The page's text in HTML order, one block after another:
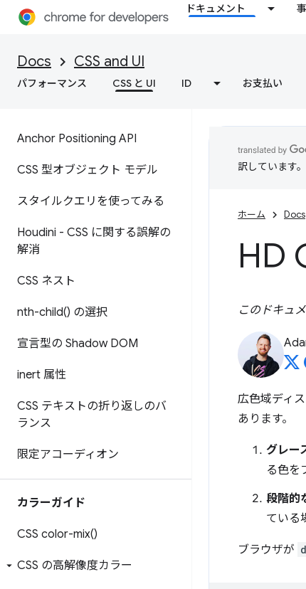
ドキュメント
Docs CSS and UI
パフォーマンス CSS と UI ID お支払い
Anchor Positioning API
CSS 型オブジェクト モデル
スタイルクエリを使ってみる
Houdini - CSS に関する誤解の
解消
CSS ネスト
nth-child() の選択
宣言型の Shadow DOM
inert 属性
CSS テキストの折り返しのバ
ランス
限定アコーディオン
カラーガイド
CSS color-mix()
CSS の高解像度カラー
訳しています
ホーム Docs
HD
このドキュメ
広色域ディ
あります。
グレー
る色を
段階的
ている
ブラウザが